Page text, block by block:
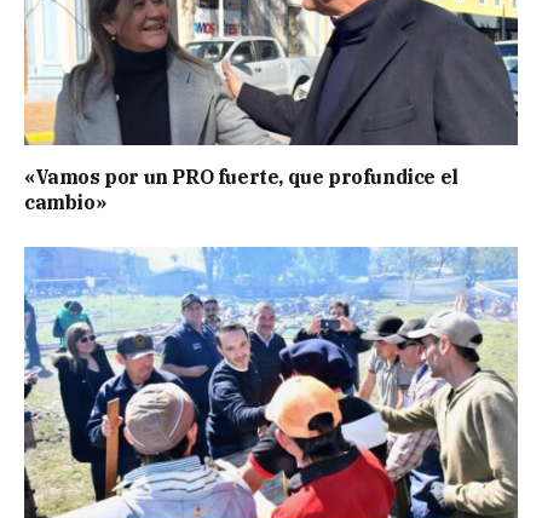
«Vamos por un PRO fuerte, que profundice el
cambio»